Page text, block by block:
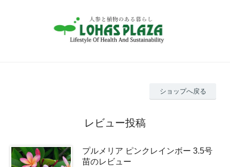
ショップへ戻る
レビュー投稿
プルメリア ピンクレインボー 3.5号
苗のレビュー